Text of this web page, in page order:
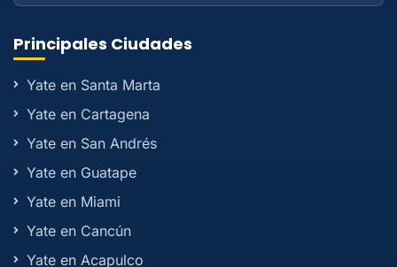
Principales Ciudades
Yate en Santa Marta
Yate en Cartagena
Yate en San Andrés
Yate en Guatape
Yate en Miami
Yate en Cancún
Yate en Acapulco